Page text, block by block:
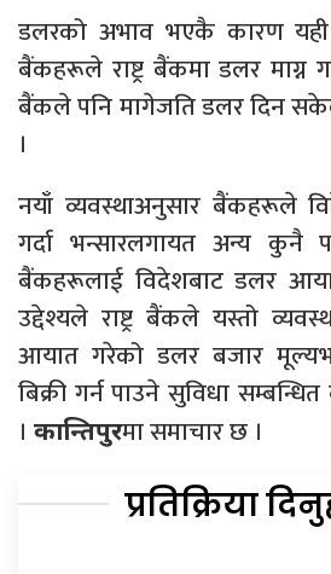
डलरको अभाव भएकै कारण यही
बैंकहरूले राष्ट्र बैंकमा डलर माग्न
बैंकले पनि मागेजति डलर दिन
।
नयाँ व्यवस्थाअनुसार बैंकहरूले
गर्दा भन्सारलगायत अन्य कुनै
बैंकहरूलाई विदेशबाट डलर आयात
उद्देश्यले राष्ट्र बैंकले यस्तो
आयात गरेको डलर बजार
बिक्री गर्न पाउने सुविधा
। कान्तिपुरमा समाचार छ ।
प्रतिक्रिया